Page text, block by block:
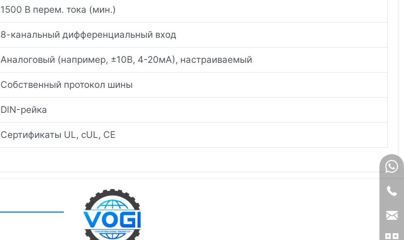
1500 В перем. тока (мин.)
8-канальный дифференциальный вход
Аналоговый (например, ±10В, 4-20мА), настраиваемый
Собственный протокол шины
DIN-рейка
Сертификаты UL, cUL, CE